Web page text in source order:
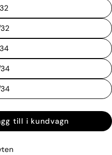
Straight Jeans
för Texas Straight
till i kundvagn